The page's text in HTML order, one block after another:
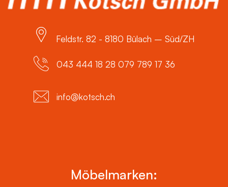
Feldstr. 82 - 8180 Bülach – Süd/ZH
043 444 18 28 079 789 17 36
info@kotsch.ch
Möbelmarken: